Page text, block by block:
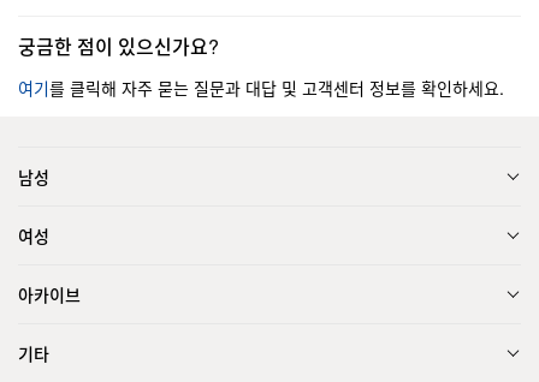
궁금한 점이 있으신가요?
여기를 클릭해 자주 묻는 질문과 대답 및 고객센터 정보를 확인하세요.
남성
여성
아카이브
기타